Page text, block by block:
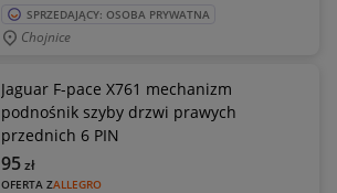
SPRZEDAJĄCY: OSOBA PRYWATNA
Chojnice
Jaguar F-pace X761 mechanizm
podnośnik szyby drzwi prawych
przednich 6 PIN
OFERTA ZALLEGRO
95zł